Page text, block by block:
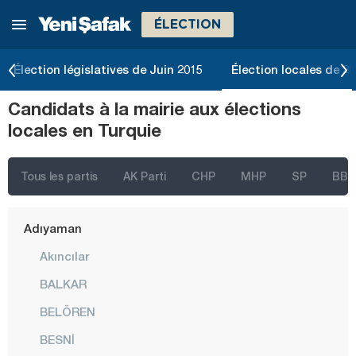
ÉLECTION
Élection législatives de Juin 2015 Élection locales de
Candidats à la mairie aux élections
locales en Turquie
Tous les partis AK Parti CHP MHP SP BBP
İstanbul
Ankara
Adana
Adıyaman
Akıncılar
BALKAR
BELÖREN
BESNİ